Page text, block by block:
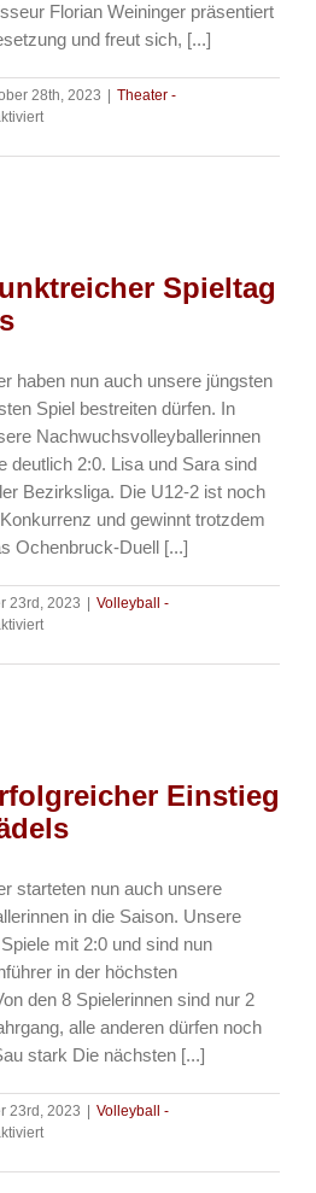
Florian Weininger präsentiert
und freut sich, [...]
28th, 2023
Theater -
für
–
Spieltag
haben nun auch unsere jüngsten
Spiel bestreiten dürfen. In
Nachwuchsvolleyballerinnen
deutlich 2:0. Lisa und Sara sind
Bezirksliga. Die U12-2 ist noch
und gewinnt trotzdem
Ochenbruck-Duell [...]
23rd, 2023
Volleyball -
für
–
Einstieg
starteten nun auch unsere
in die Saison. Unsere
mit 2:0 und sind nun
in der höchsten
den 8 Spielerinnen sind nur 2
alle anderen dürfen noch
stark Die nächsten [...]
23rd, 2023
Volleyball -
für
–